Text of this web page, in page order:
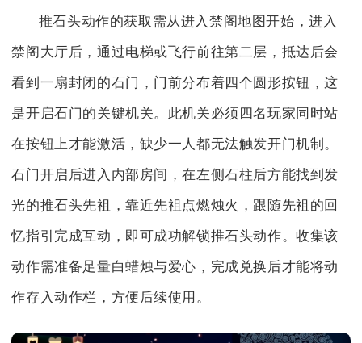
推石头动作的获取需从进入禁阁地图开始，进入
禁阁大厅后，通过电梯或飞行前往第二层，抵达后会
看到一扇封闭的石门，门前分布着四个圆形按钮，这
是开启石门的关键机关。此机关必须四名玩家同时站
在按钮上才能激活，缺少一人都无法触发开门机制。
石门开启后进入内部房间，在左侧石柱后方能找到发
光的推石头先祖，靠近先祖点燃烛火，跟随先祖的回
忆指引完成互动，即可成功解锁推石头动作。收集该
动作需准备足量白蜡烛与爱心，完成兑换后才能将动
作存入动作栏，方便后续使用。